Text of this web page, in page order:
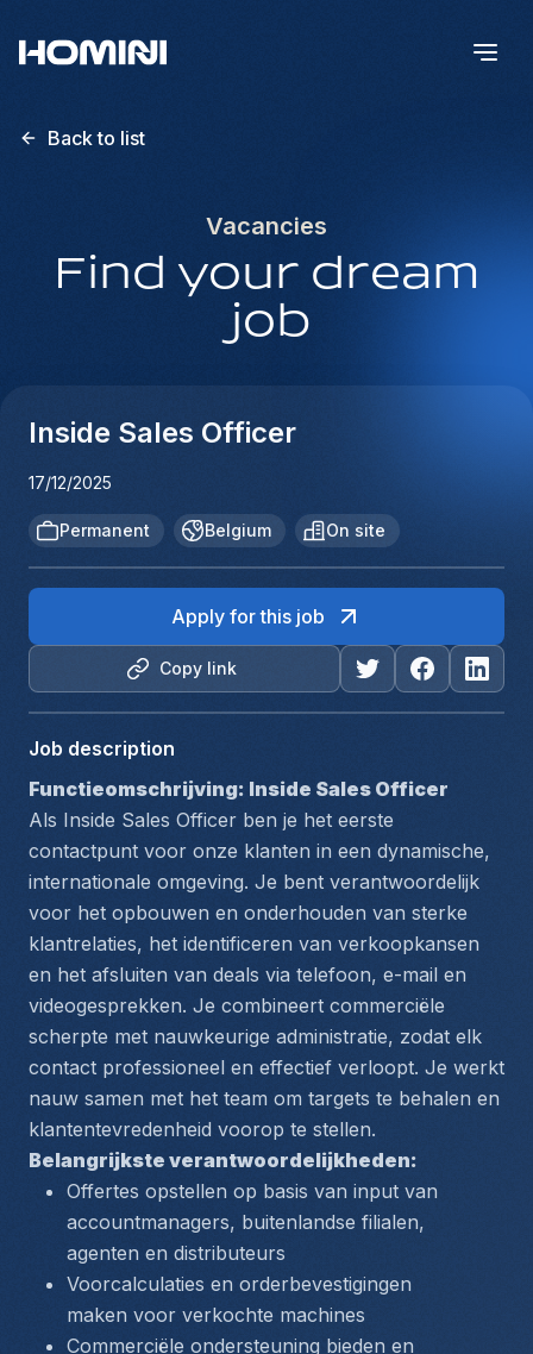
Back to list
Vacancies
Find your dream
job
Inside Sales Officer
17/12/2025
Permanent Belgium On site
Copy link
Apply for this job
Job description
Functieomschrijving: Inside Sales Officer
Als Inside Sales Officer ben je het eerste
contactpunt voor onze klanten in een dynamische,
internationale omgeving. Je bent verantwoordelijk
voor het opbouwen en onderhouden van sterke
klantrelaties, het identificeren van verkoopkansen
en het afsluiten van deals via telefoon, e-mail en
videogesprekken. Je combineert commerciële
scherpte met nauwkeurige administratie, zodat elk
contact professioneel en effectief verloopt. Je werkt
nauw samen met het team om targets te behalen en
klantentevredenheid voorop te stellen.
Belangrijkste verantwoordelijkheden:
Offertes opstellen op basis van input van
accountmanagers, buitenlandse filialen,
agenten en distributeurs
Voorcalculaties en orderbevestigingen
maken voor verkochte machines
Commerciële ondersteuning bieden en